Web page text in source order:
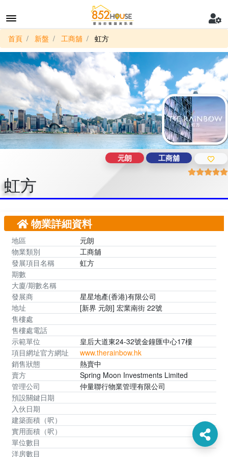
首頁 新盤 工商舖 虹方
虹方
元朗 工商舖
物業詳細資料
地區
元朗
物業類別
工商舖
發展項目名稱
虹方
期數
大廈/期數名稱
發展商
星星地產(香港)有限公司
地址
[新界 元朗] 宏業南街 22號
售樓處
售樓處電話
示範單位
皇后大道東24-32號金鐘匯中心17樓
項目網址官方網址
www.therainbow.hk
銷售狀態
熱賣中
賣方
Spring Moon Investments Limited
管理公司
仲量聯行物業管理有限公司
預設關鍵日期
入伙日期
建築面積（呎）
實用面積（呎）
單位數目
洋房數目